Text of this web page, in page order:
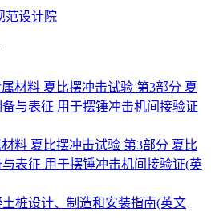
范设计院
材料 夏比摆冲击试验 第3部分 夏比
表征 用于摆锤冲击机间接验证(英